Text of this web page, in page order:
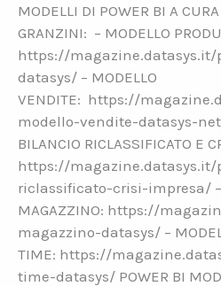
MODELLI DI POWER BI A
GRANZINI: – MODELLO
https://magazine.datasys.it/
datasys/ – MODELLO
VENDITE: https://
modello-vendite-datasys-
BILANCIO RICLASSIFICATO E
https://
riclassificato-crisi-impresa/ –
MAGAZZINO: https://
magazzino-datasys/ –
TIME: https://
time-datasys/ POWER BI